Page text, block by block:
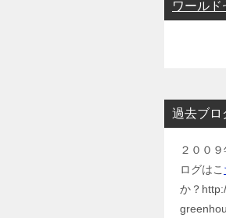
ワール
過去ブロ
２００
ログはこ
か？